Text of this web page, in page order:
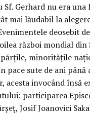
Gerhard nu era una
mai lăudabil la
deosebit
război mondial din
minorităţile
pace sute de ani până
acesta invocând însă
participarea
Josif Joanovici